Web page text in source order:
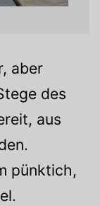
aber
des
aus
pünktich,